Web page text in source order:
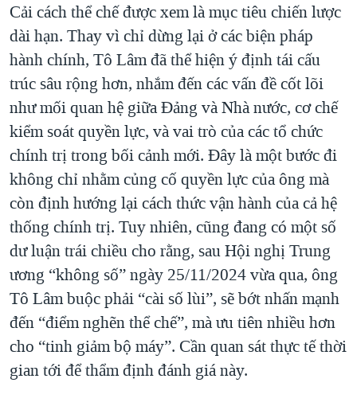
Cải cách thể chế được xem là mục tiêu chiến lược
dài hạn. Thay vì chỉ dừng lại ở các biện pháp
hành chính, Tô Lâm đã thể hiện ý định tái cấu
trúc sâu rộng hơn, nhắm đến các vấn đề cốt lõi
như mối quan hệ giữa Đảng và Nhà nước, cơ chế
kiểm soát quyền lực, và vai trò của các tổ chức
chính trị trong bối cảnh mới. Đây là một bước đi
không chỉ nhằm củng cố quyền lực của ông mà
còn định hướng lại cách thức vận hành của cả hệ
thống chính trị. Tuy nhiên, cũng đang có một số
dư luận trái chiều cho rằng, sau Hội nghị Trung
ương “không số” ngày 25/11/2024 vừa qua, ông
Tô Lâm buộc phải “cài số lùi”, sẽ bớt nhấn mạnh
đến “điểm nghẽn thể chế”, mà ưu tiên nhiều hơn
cho “tinh giảm bộ máy”. Cần quan sát thực tế thời
gian tới để thẩm định đánh giá này.